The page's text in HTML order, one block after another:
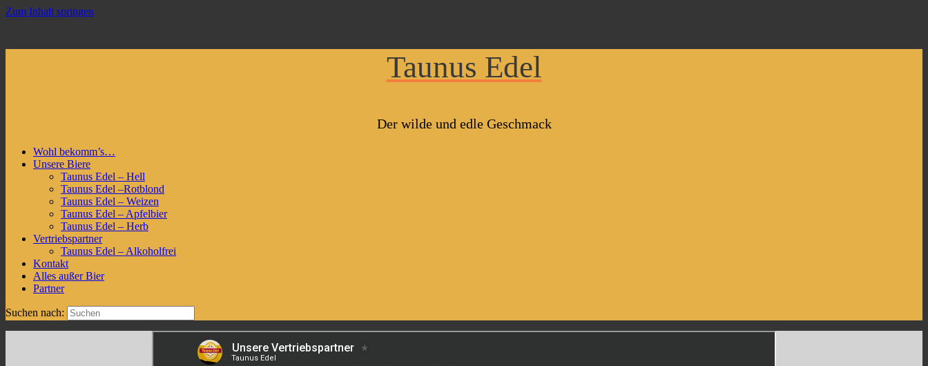
Zum Inhalt springen
Taunus Edel
Der wilde und edle Geschmack
Wohl bekomm’s…
Unsere Biere
Taunus Edel – Hell
Taunus Edel –Rotblond
Taunus Edel – Weizen
Taunus Edel – Apfelbier
Taunus Edel – Herb
Vertriebspartner
Taunus Edel – Alkoholfrei
Kontakt
Alles außer Bier
Partner
Suchen nach: